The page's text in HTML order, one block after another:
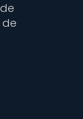
de